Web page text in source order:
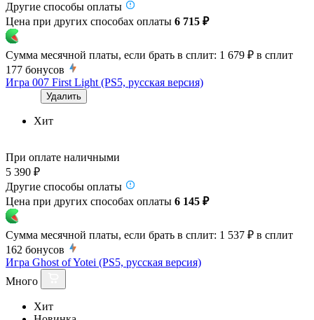
Другие способы оплаты
Цена при других способах оплаты 6 715 ₽
Сумма месячной платы, если брать в сплит: 1 679 ₽ в сплит
177 бонусов
Игра 007 First Light (PS5, русская версия)
Удалить
Хит
При оплате наличными
5 390 ₽
Другие способы оплаты
Цена при других способах оплаты 6 145 ₽
Сумма месячной платы, если брать в сплит: 1 537 ₽ в сплит
162 бонусов
Игра Ghost of Yotei (PS5, русская версия)
Много
Хит